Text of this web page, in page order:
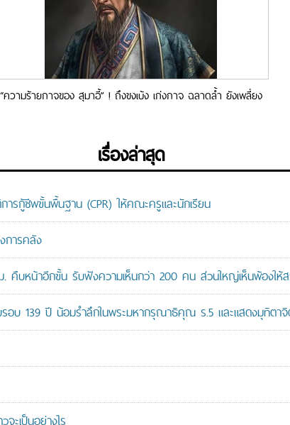
“ความร้ายกาจของ สุมาอี้” ! ถึงขงเบ้ง เก่งกาจ ฉลาดลํ้า ยังเพลี่ยง
เรื่องล่าสุด
กู้ชีพขั้นพื้นฐาน (CPR) ให้คณะครูและนักเรียน
การคลัง
คืบหน้าอีกขั้น รับฟังความเห็นกว่า 200 คน ส่วนใหญ่เห็นพ้องให้
อบ 139 ปี น้อมรำลึกในพระมหากรุณาธิคุณ ร.5 และแสดงมุทิตา
ะเป็นอย่างไร